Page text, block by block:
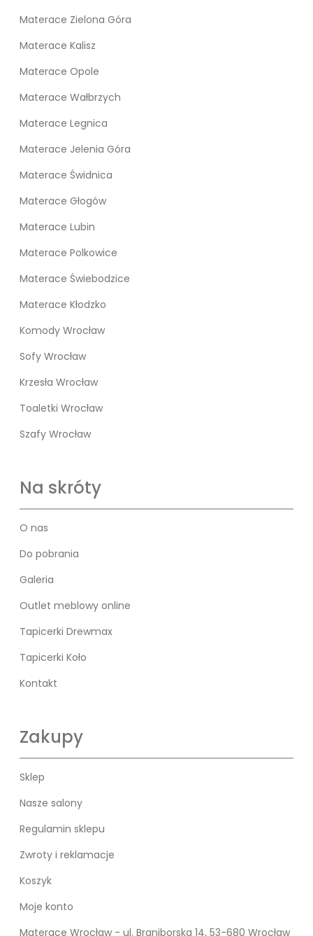
Materace Zielona Góra
Materace Kalisz
Materace Opole
Materace Wałbrzych
Materace Legnica
Materace Jelenia Góra
Materace Świdnica
Materace Głogów
Materace Lubin
Materace Polkowice
Materace Świebodzice
Materace Kłodzko
Komody Wrocław
Sofy Wrocław
Krzesła Wrocław
Toaletki Wrocław
Szafy Wrocław
Na skróty
O nas
Do pobrania
Galeria
Outlet meblowy online
Tapicerki Drewmax
Tapicerki Koło
Kontakt
Zakupy
Sklep
Nasze salony
Regulamin sklepu
Zwroty i reklamacje
Koszyk
Moje konto
Materace Wrocław - ul. Braniborska 14, 53-680 Wrocław